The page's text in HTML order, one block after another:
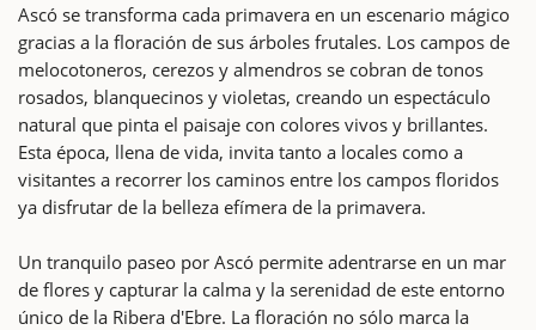
Ascó se transforma cada primavera en un escenario mágico
gracias a la floración de sus árboles frutales. Los campos de
melocotoneros, cerezos y almendros se cobran de tonos
rosados, blanquecinos y violetas, creando un espectáculo
natural que pinta el paisaje con colores vivos y brillantes.
Esta época, llena de vida, invita tanto a locales como a
visitantes a recorrer los caminos entre los campos floridos
ya disfrutar de la belleza efímera de la primavera.
Un tranquilo paseo por Ascó permite adentrarse en un mar
de flores y capturar la calma y la serenidad de este entorno
único de la Ribera d'Ebre. La floración no sólo marca la